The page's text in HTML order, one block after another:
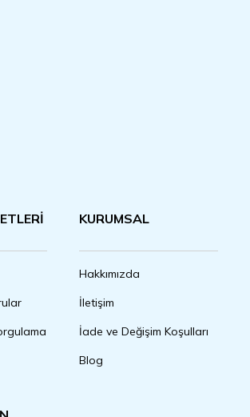
KURUMSAL
Hakkımızda
İletişim
İade ve Değişim Koşulları
Blog